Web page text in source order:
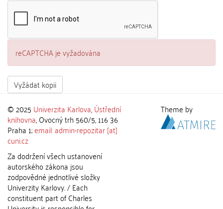
reCAPTCHA je vyžadována
Vyžádat kopii
© 2025 Univerzita Karlova,Ústřední
knihovna, Ovocný trh 560/5, 116 36
Praha 1;email: admin-repozitar [at]
cuni.cz
Za dodržení všech ustanovení
autorského zákona jsou
zodpovědné jednotlivé složky
Univerzity Karlovy. / Each
constituent part of Charles
Theme by